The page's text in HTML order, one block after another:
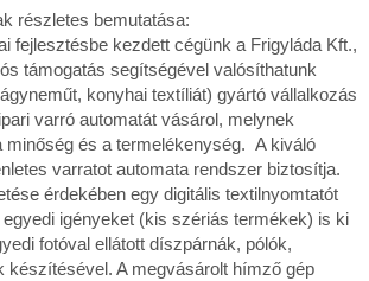
részletes bemutatása:
fejlesztésbe kezdett cégünk a Frigyláda Kft.,
támogatás segítségével valósíthatunk
konyhai textíliát) gyártó vállalkozás
varró automatát vásárol, melynek
minőség és a termelékenység. A kiváló
varratot automata rendszer biztosítja.
érdekében egy digitális textilnyomtatót
igényeket (kis szériás termékek) is ki
fotóval ellátott díszpárnák, pólók,
készítésével. A megvásárolt hímző gép